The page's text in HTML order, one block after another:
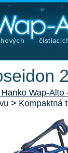
Wap-Alto
> Kompaktná